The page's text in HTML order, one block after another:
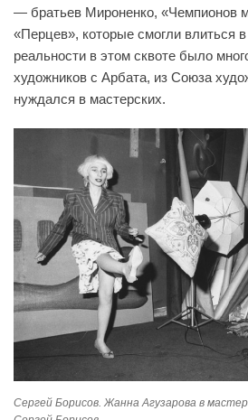
— братьев Мироненко, «Чемпионов
«Перцев», которые смогли влиться
реальности в этом сквоте было
художников с Арбата, из Союза
нуждался в мастерских.
Сергей Борисов. Жанна Агузарова в